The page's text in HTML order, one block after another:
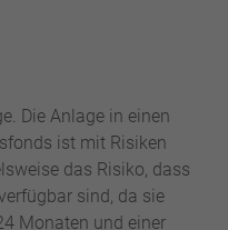
Die Anlage in einen
ist mit Risiken
das Risiko, dass
sind, da sie
Monaten und einer